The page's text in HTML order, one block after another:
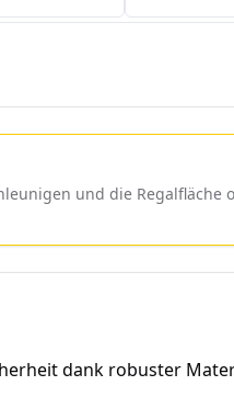
und die Regalfläche
dank robuster